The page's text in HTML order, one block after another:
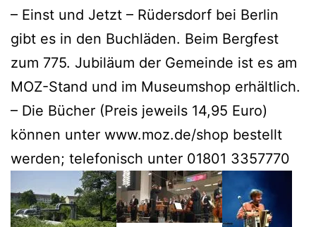
– Einst und Jetzt – Rüdersdorf bei Berlin
gibt es in den Buchläden. Beim Bergfest
zum 775. Jubiläum der Gemeinde ist es am
MOZ-Stand und im Museumshop erhältlich.
– Die Bücher (Preis jeweils 14,95 Euro)
können unter www.moz.de/shop bestellt
werden; telefonisch unter 01801 3357770